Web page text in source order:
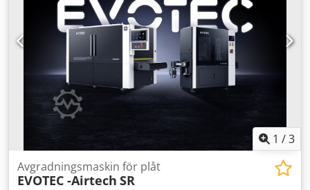
senaste teknologin uppfyller våra maskiner alla relevanta
CE-direktiv och garanterar högsta säkerhetsstandard.
Användarvänlighet kombinerat med en robust
konstruktion möjliggör smidig integration i dina
produktionsprocesser. Crsdpfxswzv E Ee Am Ref Med vår
slip- och gradmaskin optimerar du inte bara
bearbetningstiderna, utan ökar även precision och
livslängd på dina produkter. Dra nytta av högkvalitativ
bearbetning och öka din produktionseffektivitet.
1 /3
Avgradningsmaskin för plåt
EVOTEC -Airtech SR